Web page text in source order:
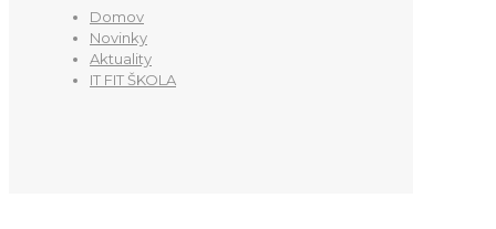
Domov
Novinky
Aktuality
IT FIT ŠKOLA